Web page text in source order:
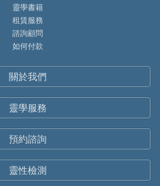
靈學書籍
租賃服務
諮詢顧問
如何付款
關於我們
靈學服務
預約諮詢
靈性檢測